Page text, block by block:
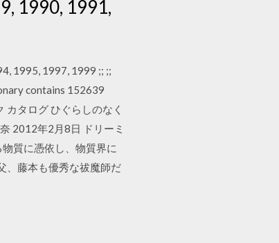
1990, 1991,
1995, 1997, 1999 ;; ;;
contains 152639
タログ ひぐらしのなく
2012年2月8日 ドリーミ
質に憑依し、物質界に
、藤本も優秀な祓魔師だ